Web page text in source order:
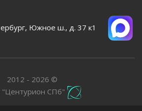
Южное ш., д. 37 к1
2012 - 2026 ©
СПб"